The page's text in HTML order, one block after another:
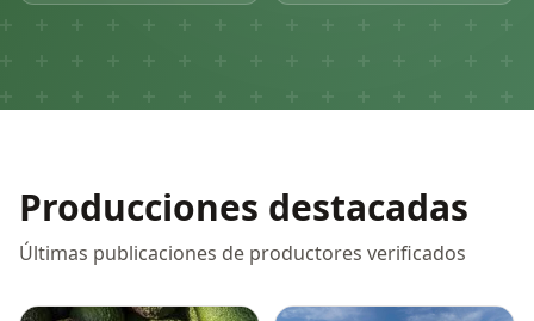
Producciones destacadas
Últimas publicaciones de productores verificados